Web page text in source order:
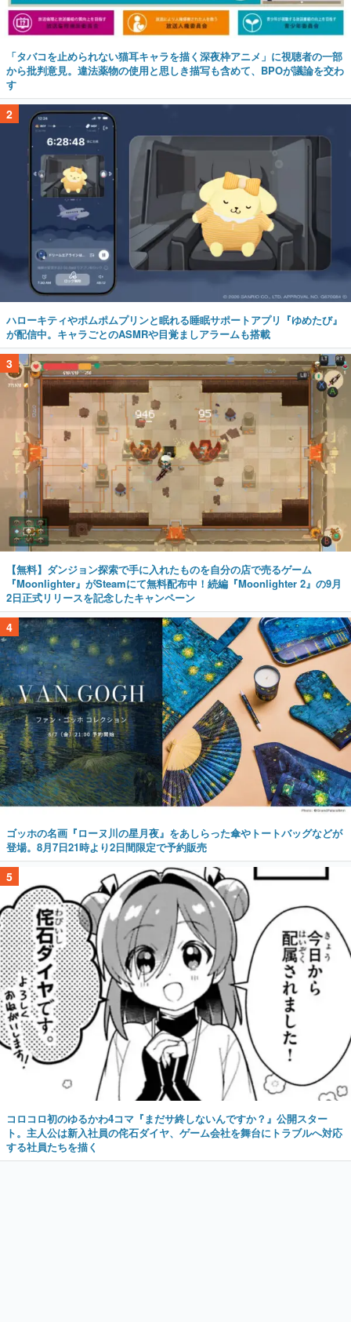
「タバコを止められない猫耳キャラを描く深夜枠アニメ」に視聴者の一部
から批判意見。違法薬物の使用と思しき描写も含めて、BPOが議論を交わ
す
2
ハローキティやポムポムプリンと眠れる睡眠サポートアプリ『ゆめたび』
が配信中。キャラごとのASMRや目覚ましアラームも搭載
3
【無料】ダンジョン探索で手に入れたものを自分の店で売るゲーム
『Moonlighter』がSteamにて無料配布中！続編『Moonlighter 2』の9月
2日正式リリースを記念したキャンペーン
4
ゴッホの名画『ローヌ川の星月夜』をあしらった傘やトートバッグなどが
登場。8月7日21時より2日間限定で予約販売
5
コロコロ初のゆるかわ4コマ『まだサ終しないんですか？』公開スター
ト。主人公は新入社員の侘石ダイヤ、ゲーム会社を舞台にトラブルへ対応
する社員たちを描く